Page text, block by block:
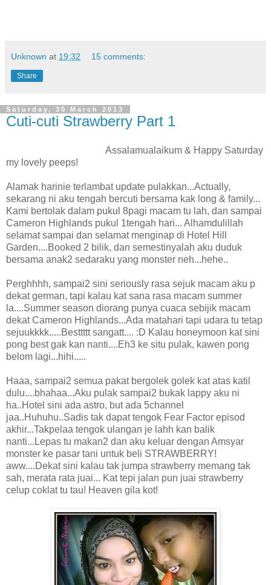
Unknown at 19:32 15 comments:
Share
Saturday, 30 March 2013
Cuti-cuti Strawberry Part 1
Assalamualaikum & Happy Saturday
my lovely peeps!
Alamak harinie terlambat update pulakkan...Actually,
sekarang ni aku tengah bercuti bersama kak long & family...
Kami bertolak dalam pukul 8pagi macam tu lah, dan sampai
Cameron Highlands pukul 1tengah hari... Alhamdulillah
selamat sampai dan selamat menginap di Hotel Hill
Garden....Booked 2 bilik, dan semestinyalah aku duduk
bersama anak2 sedaraku yang monster neh...hehe..
Perghhhh, sampai2 sini seriously rasa sejuk macam aku p
dekat german, tapi kalau kat sana rasa macam summer
la....Summer season diorang punya cuaca sebijik macam
dekat Cameron Highlands...Ada matahari tapi udara tu tetap
sejuukkkk.....Besttttt sangatt.... :D Kalau honeymoon kat sini
pong best gak kan nanti....Eh3 ke situ pulak, kawen pong
belom lagi...hihi.....
Haaa, sampai2 semua pakat bergolek golek kat atas katil
dulu....bhahaa...Aku pulak sampai2 bukak lappy aku ni
ha..Hotel sini ada astro, but ada 5channel
jaa..Huhuhu..Sadis tak dapat tengok Fear Factor episod
akhir...Takpelaa tengok ulangan je lahh kan balik
nanti...Lepas tu makan2 dan aku keluar dengan Amsyar
monster ke pasar tani untuk beli STRAWBERRY!
aww....Dekat sini kalau tak jumpa strawberry memang tak
sah, merata rata juai... Kat tepi jalan pun juai strawberry
celup coklat tu tau! Heaven gila kot!